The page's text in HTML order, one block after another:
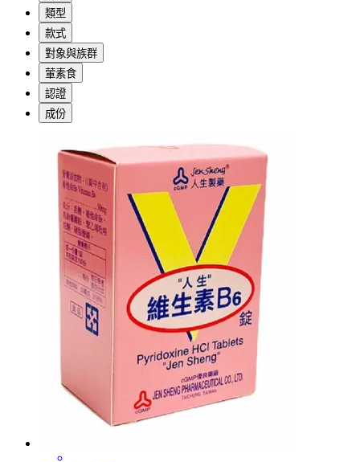
類型
款式
對象與族群
葷素食
認證
成份